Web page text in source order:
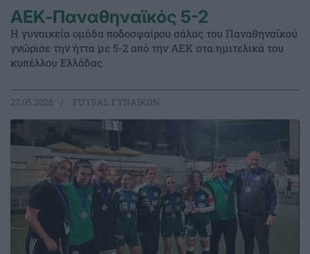
ΑΕΚ-Παναθηναϊκός 5-2
Η γυναικεία ομάδα ποδοσφαίρου σάλας του Παναθηναϊκού
γνώρισε την ήττα με 5-2 από την ΑΕΚ στα ημιτελικά του
κυπέλλου Ελλάδας.
27.05.2026 FUTSAL ΓΥΝΑΙΚΩΝ